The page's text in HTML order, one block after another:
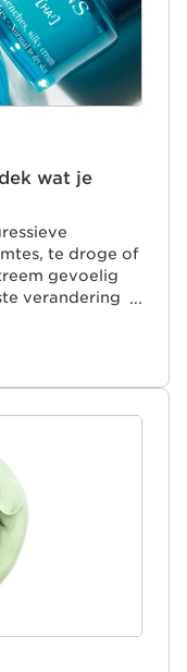
wat je
te droge of
gevoelig
verandering
is, alle
huid aan door
juiste